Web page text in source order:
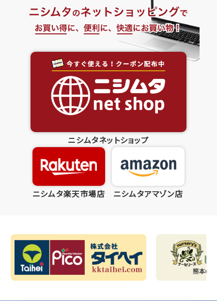
ニシムタネットショップ
ニシムタ楽天市場店 ニシムタアマゾン店